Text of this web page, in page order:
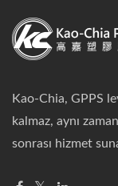
Kao-Chia, GPPS
kalmaz, aynı
sonrası hizmet